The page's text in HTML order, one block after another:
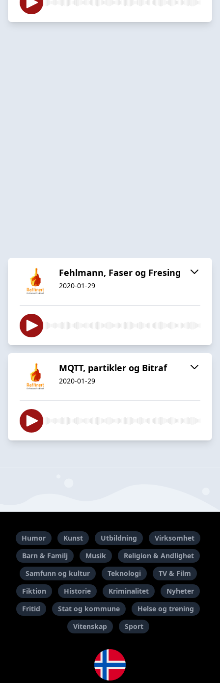
Fehlmann, Faser og Fresing
2020-01-29
MQTT, partikler og Bitraf
2020-01-29
Humor Kunst Utbildning
Virksomhet
Barn & Familj
Musik
Religion & Andlighet
Samfunn og kultur
Teknologi
TV & Film
Fiktion
Historie Kriminalitet
Nyheter
Fritid
Stat og kommune
Helse og trening
Vitenskap
Sport